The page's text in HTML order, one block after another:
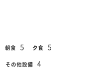
朝食 5 夕食 5
その他設備 4